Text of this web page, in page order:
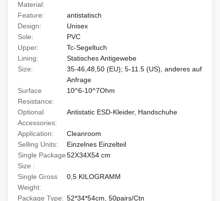
Material:
Feature:
antistatisch
Design:
Unisex
Sole:
PVC
Upper:
Tc-Segeltuch
Lining:
Statisches Antigewebe
Size:
35-46,48,50 (EU); 5-11.5 (US), anderes auf
Anfrage
Surface
Resistance:
10^6-10^7Ohm
Optional
Accessories:
Antistatic ESD-Kleider, Handschuhe
Application:
Cleanroom
Selling Units:
Einzelnes Einzelteil
Single Package
Size :
52X34X54 cm
Single Gross
Weight:
0,5 KILOGRAMM
Package Type: 52*34*54cm, 50pairs/Ctn